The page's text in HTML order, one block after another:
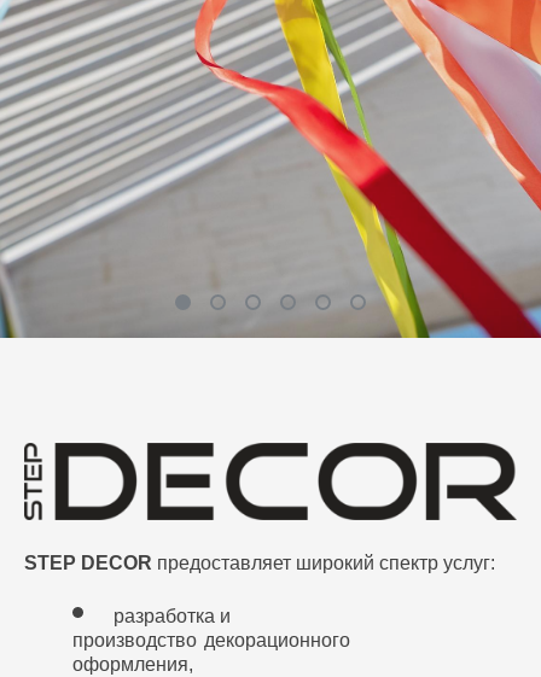
STEP DECOR предоставляет широкий спектр услуг:
разработка и
производство декорационного
оформления,